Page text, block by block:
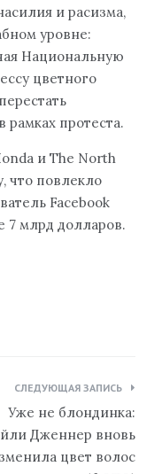
и расизма,
уровне:
Национальную
цветного
рамках протеста.
и The North
что повлекло
Facebook
7 млрд долларов.
СЛЕДУЮЩАЯ ЗАПИСЬ
Уже не блондинка:
Дженнер вновь
цвет волос